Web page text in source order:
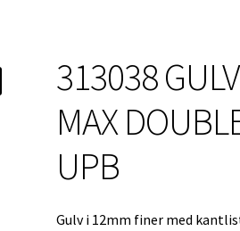
313038
MAX
UPB
Gulv i 12mm finer med